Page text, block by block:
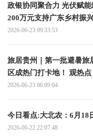
政银协同聚合力 光伏赋
200万元支持广东乡村振
2026-06-23 09:33:53
旅居贵州｜第一批避暑旅
区成热门打卡地！ 观热点
2026-06-23 06:09:04
今日看点:大北农：6月18
2026-06-22 22:07:48